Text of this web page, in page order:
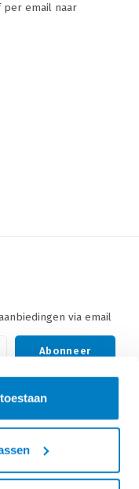
per email naar
via email
Abonneer